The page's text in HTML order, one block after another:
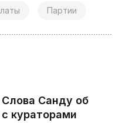
Партии
Слова Санду об
кураторами